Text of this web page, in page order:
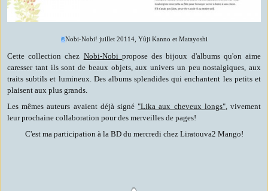
©Nobi-Nobi! juillet 20114, Yûji Kanno et Matayoshi
Cette collection chez Nobi-Nobi propose des bijoux d'albums qu'on aime
caresser tant ils sont de beaux objets, aux univers un peu nostalgiques, aux
traits subtils et lumineux. Des albums splendides qui enchantent les petits et
plaisent aux plus grands.
Les mêmes auteurs avaient déjà signé"Lika aux cheveux longs", vivement
leur prochaine collaboration pour des merveilles de pages!
C'est ma participation à la BD du mercredi chez Liratouva2 Mango!